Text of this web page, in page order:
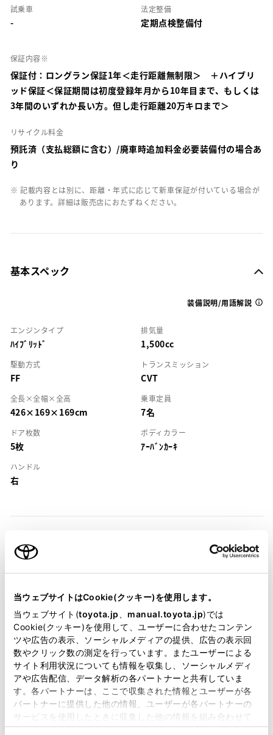
当ウェブサイトはCookie(クッキー)を使用します。
当ウェブサイト(toyota.jp manual.toyota.jp)では
Cookie(クッキー)を使用して、ユーザーに合わせたコンテン
ツや広告の表示、ソーシャルメディアの提供、広告の表示回
数やクリック数の測定を行っています。またユーザーによる
サイト利用状況についても情報を収集し、ソーシャルメディ
アや広告配信、データ解析の各パートナーと共有していま
す。各パートナーは、ここで収集された情報とユーザーが各
パートナーに提供した他の情報、ユーザーが各パートナーの
サービスを使用したときに収集した他の情報を組み合わせて
使用することがあります。当ウェブサイトの使用を続行する
試乗車
-
法定整備
定期点検整備付
保証内容※
保証付：ロングラン保証1年＜走行距離無制限＞ ＋ハイブリ
ッド保証＜保証期間は初度登録年月から10年目まで、もしくは
3年間のいずれか長い方。但し走行距離20万キロまで＞
リサイクル料金
預託済（支払総額に含む）/廃車時追加料金必要装備付の場合あ
り
※ 記載内容とは別に、距離・年式に応じて新車保証が付いている場合が
あります。詳細は販売店におたずねください。
基本スペック
装備説明/用語解説
エンジンタイプ
ﾊｲﾌﾞﾘｯﾄﾞ
排気量
1,500cc
駆動方式
FF
トランスミッション
CVT
全長×全幅×全高
426×169×169cm
乗車定員
7名
ドア枚数
5枚
ボディカラー
ｱｰﾊﾞﾝｶｰｷ
ハンドル
右
装備・仕様
装備説明/用語解説
基本装備
パワステ
パワーウィンドウ